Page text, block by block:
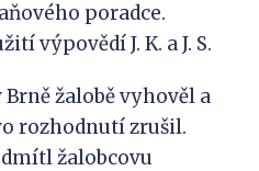
poradce.
výpovědí J. K. a J. S.
žalobě vyhověl a
rozhodnutí zrušil.
žalobcovu